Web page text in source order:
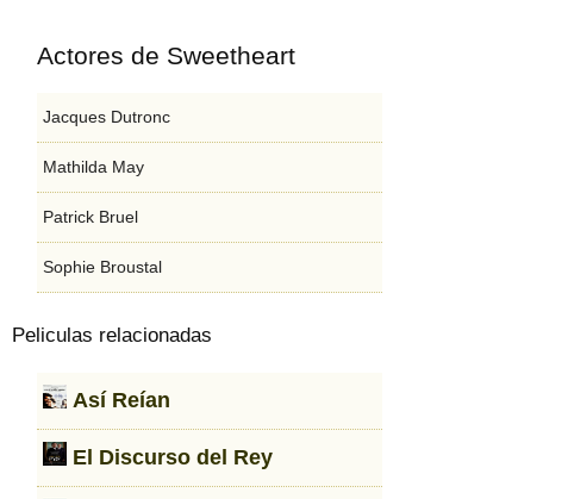
Actores de Sweetheart
Jacques Dutronc
Mathilda May
Patrick Bruel
Sophie Broustal
Peliculas relacionadas
Así Reían
El Discurso del Rey